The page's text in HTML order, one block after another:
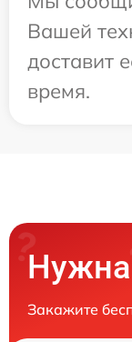
Вашей
доставит
время.
Нужна
Закажите